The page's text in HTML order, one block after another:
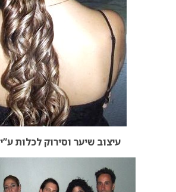
עיצוב שיער וסירוק לכלות